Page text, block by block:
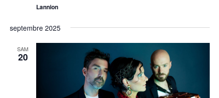
Lannion
septembre 2025
SAM
20